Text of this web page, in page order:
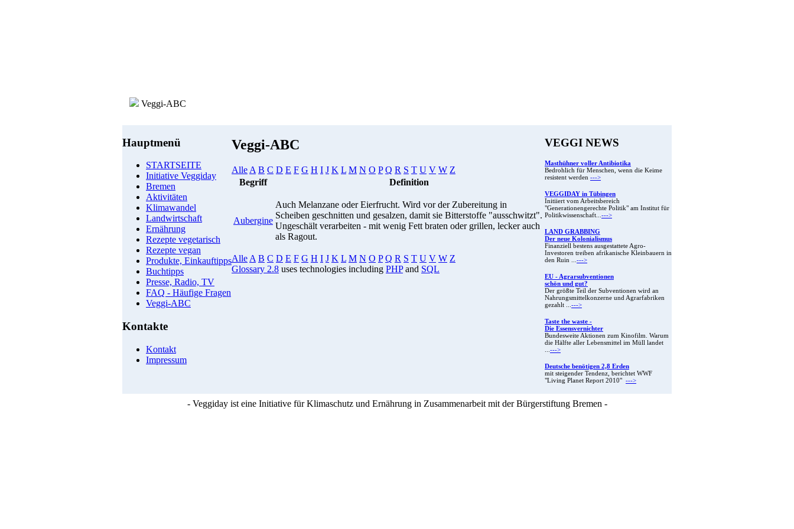
Veggi-ABC
Hauptmenü
STARTSEITE
Initiative Veggiday
Bremen
Aktivitäten
Klimawandel
Landwirtschaft
Ernährung
Rezepte vegetarisch
Rezepte vegan
Produkte, Einkauftipps
Buchtipps
Presse, Radio, TV
FAQ - Häufige Fragen
Veggi-ABC
Kontakte
Kontakt
Impressum
Veggi-ABC
Alle A B C D E F G H I J K L M N O P Q R S T U V W Z
Begriff
Definition
Aubergine
Auch Melanzane oder Eierfrucht. Wird vor der Zubereitung in
Scheiben geschnitten und gesalzen, damit sie Bitterstoffe "ausschwitzt".
Ungeschält verarbeiten - mit wenig Fett braten oder grillen, lecker auch
als Ragout.
Alle A B C D E F G H I J K L M N O P Q R S T U V W Z
Glossary 2.8 uses technologies including PHPand SQL
VEGGI NEWS
Masthühner voller Antibiotika
Bedrohlich für Menschen, wenn die Keime
resistent werden --->
VEGGIDAY in Tübingen
Initiiert vom Arbeitsbereich
"Generationengerechte Politik" am Institut für
Politikwissenschaft...--->
LAND GRABBING
Der neue Kolonialismus
Finanziell bestens ausgestattete Agro-
Investoren treiben afrikanische Kleinbauern in
den Ruin ...--->
EU - Agrarsubventionen
schön und gut?
Der größte Teil der Subventionen wird an
Nahrungsmittelkonzerne und Agrarfabriken
gezahlt ...--->
Taste the waste -
Die Essensvernichter
Bundesweite Aktionen zum Kinofilm. Warum
die Hälfte aller Lebensmittel im Müll landet
...--->
Deutsche benötigen 2,8 Erden
mit steigender Tendenz, berichtet WWF
"Living Planet Report 2010" --->
- Veggiday ist eine Initiative für Klimaschutz und Ernährung in Zusammenarbeit mit der Bürgerstiftung Bremen -